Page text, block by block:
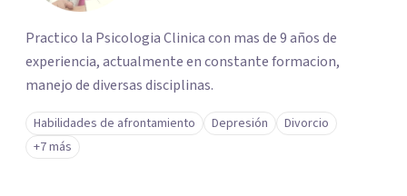
Practico la Psicologia Clinica con mas de 9 años de
experiencia, actualmente en constante formacion,
manejo de diversas disciplinas.
Habilidades de afrontamiento Depresión
Divorcio
+7 más